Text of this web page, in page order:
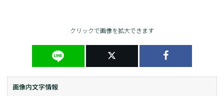
クリックで画像を拡大できます
画像内文字情報